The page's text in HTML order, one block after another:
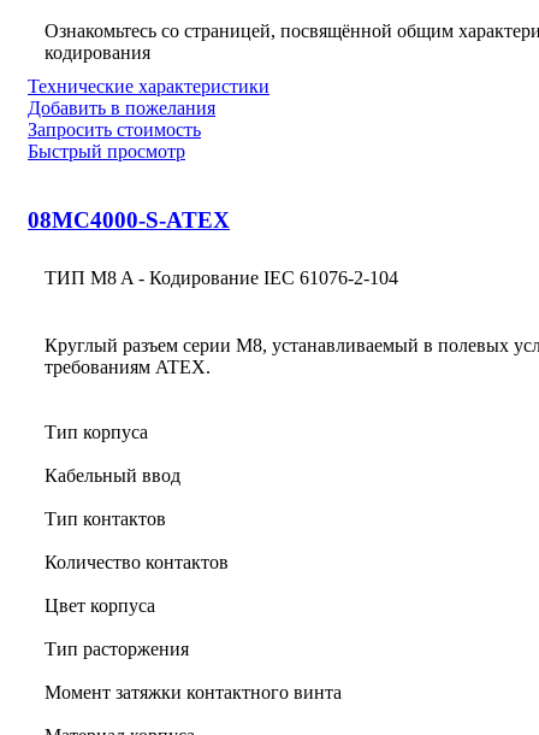
Ознакомьтесь со страницей, посвящённой общим
кодирования
Технические характеристики
Добавить в пожелания
Запросить стоимость
Быстрый просмотр
08MC4000-S-ATEX
ТИП M8 A - Кодирование IEC 61076-2-104
Круглый разъем серии M8, устанавливаемый в полевых
требованиям ATEX.
Тип корпуса
Кабельный ввод
Тип контактов
Количество контактов
Цвет корпуса
Тип расторжения
Момент затяжки контактного винта